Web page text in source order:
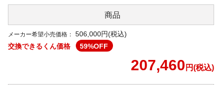
商品
メーカー希望小売価格：
506,000円(税込)
交換できるくん価格
59%OFF
207,460 円(税込)